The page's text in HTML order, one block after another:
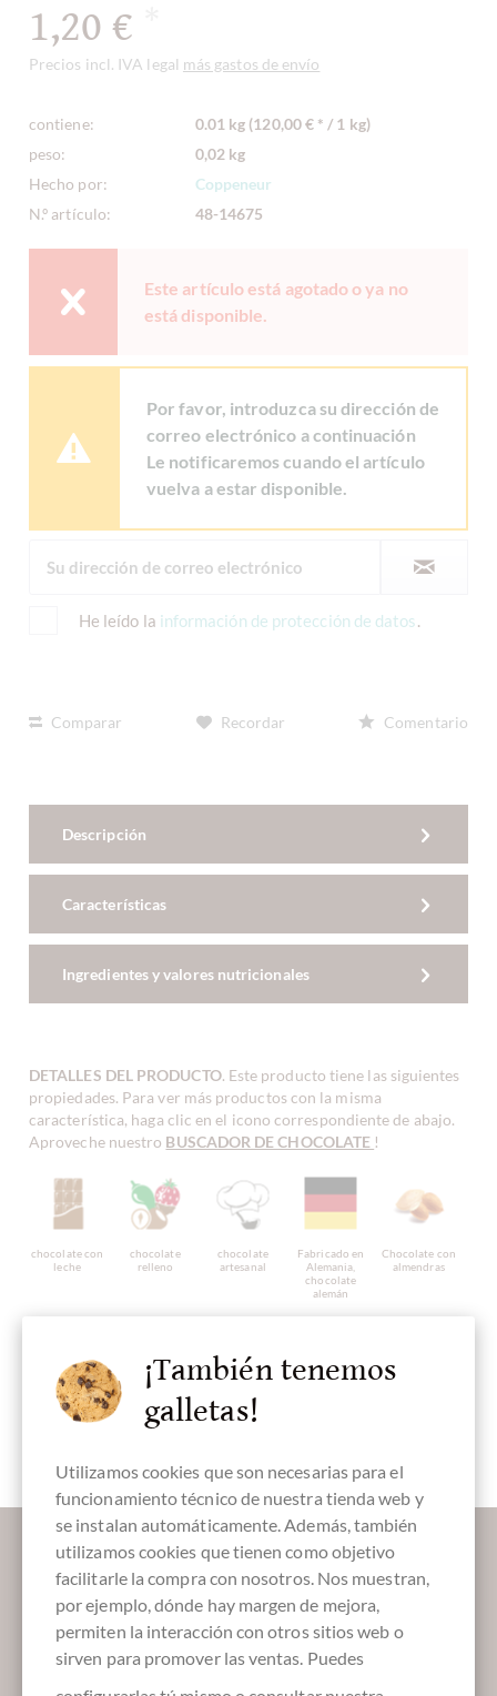
1,20 €
Precios incl. IVA legal más gastos de envío
contiene:
0.01 kg (120,00 € * / 1 kg)
peso:
0,02 kg
Hecho por:
Coppeneur
N.º artículo:
48-14675
Este artículo está agotado o ya no
está disponible.
Por favor, introduzca su dirección de
correo electrónico a continuación
Le notificaremos cuando el artículo
vuelva a estar disponible.
He leído la información de protección de datos.
Comparar Recordar Comentario
Descripción
Características
Ingredientes y valores nutricionales
DETALLES DEL PRODUCTO. Este producto tiene las siguientes
propiedades. Para ver más productos con la misma
característica, haga clic en el icono correspondiente de abajo.
Aproveche nuestro BUSCADOR DE CHOCOLATE !
chocolate con
leche
chocolate
relleno
chocolate
artesanal
Fabricado en
Alemania,
chocolate
alemán
Chocolate con
almendras
Chocolate con
turrón
sin alcohol sin gluten
Déjanos endulzar tu bandeja de entrada:
Absenden
¡También tenemos
galletas!
Utilizamos cookies que son necesarias para el
funcionamiento técnico de nuestra tienda web y
se instalan automáticamente. Además, también
utilizamos cookies que tienen como objetivo
facilitarle la compra con nosotros. Nos muestran,
por ejemplo, dónde hay margen de mejora,
permiten la interacción con otros sitios web o
sirven para promover las ventas. Puedes